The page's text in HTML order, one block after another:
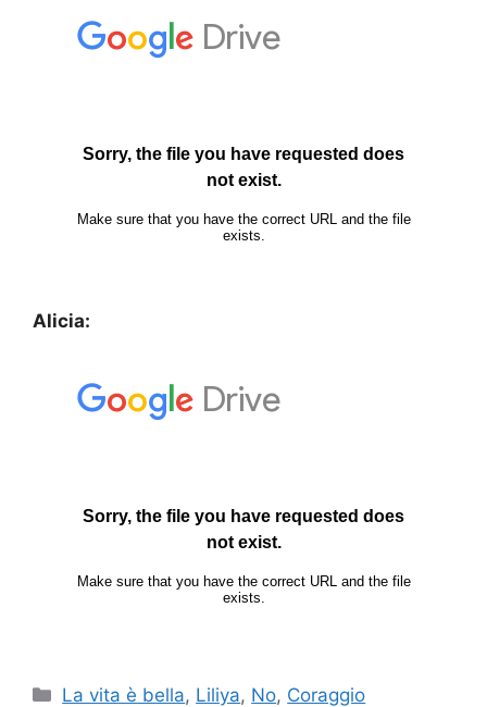
Alicia:
La vita è bella, Liliya, No, Coraggio